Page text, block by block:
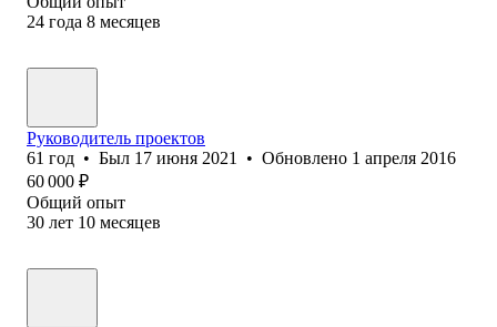
24 года 8 месяцев
Руководитель проектов
61 год • Был 17 июня 2021 • Обновлено 1 апреля 2016
60 000 ₽
Общий опыт
30 лет 10 месяцев